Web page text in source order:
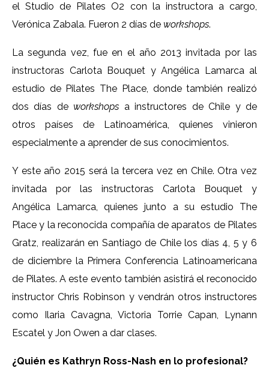
el Studio de Pilates O2 con la instructora a cargo,
Verónica Zabala. Fueron 2 días de workshops.
La segunda vez, fue en el año 2013 invitada por las
instructoras Carlota Bouquet y Angélica Lamarca al
estudio de Pilates The Place, donde también realizó
dos días de workshops a instructores de Chile y de
otros países de Latinoamérica, quienes vinieron
especialmente a aprender de sus conocimientos.
Y este año 2015 será la tercera vez en Chile. Otra vez
invitada por las instructoras Carlota Bouquet y
Angélica Lamarca, quienes junto a su estudio The
Place y la reconocida compañía de aparatos de Pilates
Gratz, realizarán en Santiago de Chile los días 4, 5 y 6
de diciembre la Primera Conferencia Latinoamericana
de Pilates. A este evento también asistirá el reconocido
instructor Chris Robinson y vendrán otros instructores
como Ilaria Cavagna, Victoria Torrie Capan, Lynann
Escatel y Jon Owen a dar clases.
¿Quién es Kathryn Ross-Nash en lo profesional?